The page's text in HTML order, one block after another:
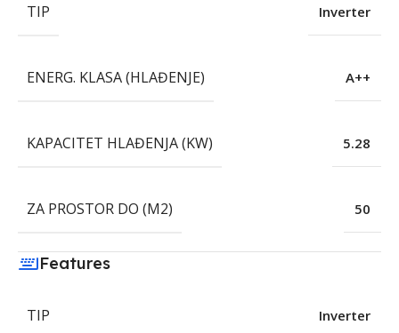
TIP Inverter
ENERG. KLASA (HLAĐENJE) A++
KAPACITET HLAĐENJA (KW) 5.28
ZA PROSTOR DO (M2) 50
Features
TIP Inverter